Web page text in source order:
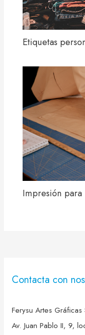
Etiquetas
Impresión
Contacta con
Ferysu Artes Gráficas
Av. Juan Pablo II, 9,